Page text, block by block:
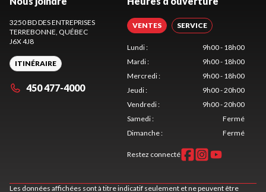
3250 BD DES ENTREPRISES
TERREBONNE , QUÉBEC
J6X 4J8
ITINÉRAIRE
450 477-4000
VENTES SERVICE
Lundi:
9h00 - 18h00
Mardi:
9h00 - 18h00
Mercredi:
9h00 - 18h00
Jeudi:
9h00 - 20h00
Vendredi:
9h00 - 20h00
Samedi:
Fermé
Dimanche: Fermé
Restez connecté
Les données affichées sont à titre indicatif seulement et ne peuvent être